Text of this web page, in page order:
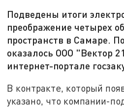
Подведены итоги
преображение четырех
пространств в Самаре.
оказалось ООО "Вектор
интернет-портале
В контракте, который
указано, что компании-